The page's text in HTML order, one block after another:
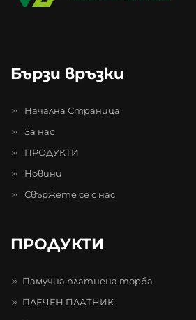
Бързи връзки
Начална Страница
За нас
ПРОДУКТИ
Новини
Свържете се с нас
ПРОДУКТИ
Памучна платнена торба
ПЛЕЧЕН ПЛАТНИК